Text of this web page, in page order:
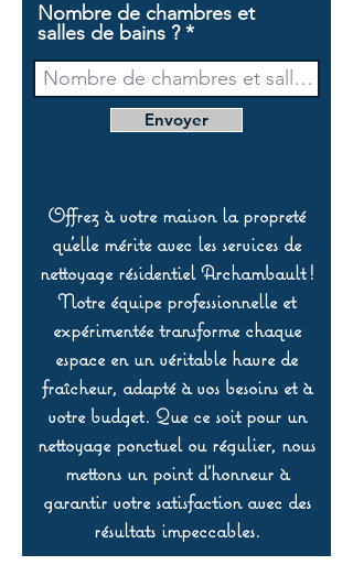
Nombre de chambres et
salles de bains ?
Envoyer
Offrez à votre maison la propreté
qu’elle mérite avec les services de
nettoyage résidentiel Archambault !
Notre équipe professionnelle et
expérimentée transforme chaque
espace en un véritable havre de
fraîcheur, adapté à vos besoins et à
votre budget. Que ce soit pour un
nettoyage ponctuel ou régulier, nous
mettons un point d’honneur à
garantir votre satisfaction avec des
résultats impeccables.